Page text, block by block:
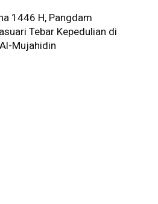
1446 H, Pangdam
Tebar Kepedulian di
Mujahidin